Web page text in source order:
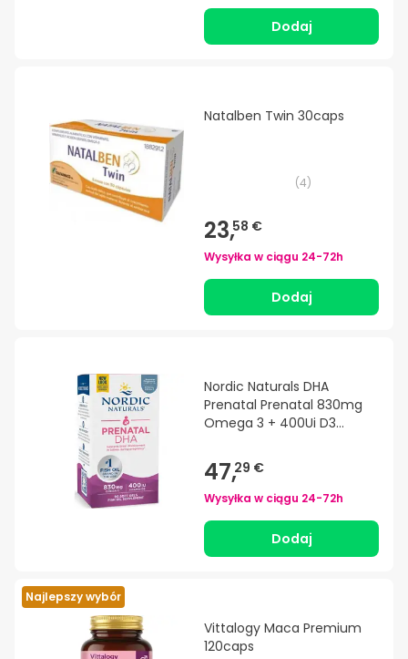
Dodaj
Natalben Twin 30caps
(4)
23,58 €
Wysyłka w ciągu 24-72h
Dodaj
Nordic Naturals DHA
Prenatal Prenatal 830mg
Omega 3 + 400Ui D3
47,29 €
Wysyłka w ciągu 24-72h
Dodaj
Najlepszy wybór
Vittalogy Maca Premium
120caps